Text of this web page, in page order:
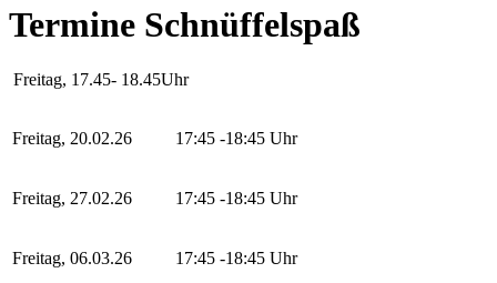
Termine Schnüffelspaß
Freitag, 17.45- 18.45Uhr
Freitag, 20.02.26 17:45 -18:45 Uhr
Freitag, 27.02.26 17:45 -18:45 Uhr
Freitag, 06.03.26 17:45 -18:45 Uhr